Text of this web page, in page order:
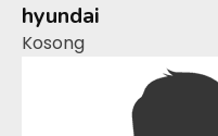
hyundai
Kosong